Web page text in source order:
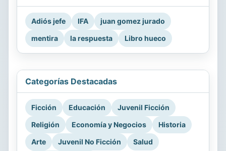
Adiós jefe IFA
juan gomez jurado
mentira
la respuesta Libro hueco
Categorías Destacadas
Ficción Educación
Juvenil Ficción
Religión
Economía y Negocios
Historia
Arte
Juvenil No Ficción Salud